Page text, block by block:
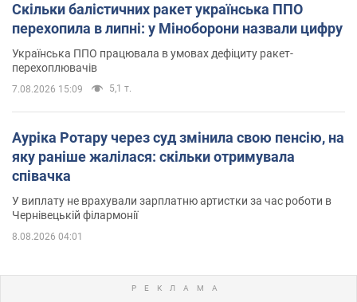
Скільки балістичних ракет українська ППО
перехопила в липні: у Міноборони назвали цифру
Українська ППО працювала в умовах дефіциту ракет-
перехоплювачів
7.08.2026 15:09 5,1 т.
Ауріка Ротару через суд змінила свою пенсію, на
яку раніше жалілася: скільки отримувала
співачка
У виплату не врахували зарплатню артистки за час роботи в
Чернівецькій філармонії
8.08.2026 04:01